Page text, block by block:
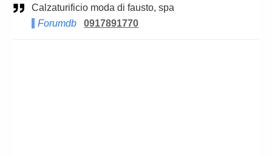
Calzaturificio moda di fausto, spa
Forumdb
0917891770